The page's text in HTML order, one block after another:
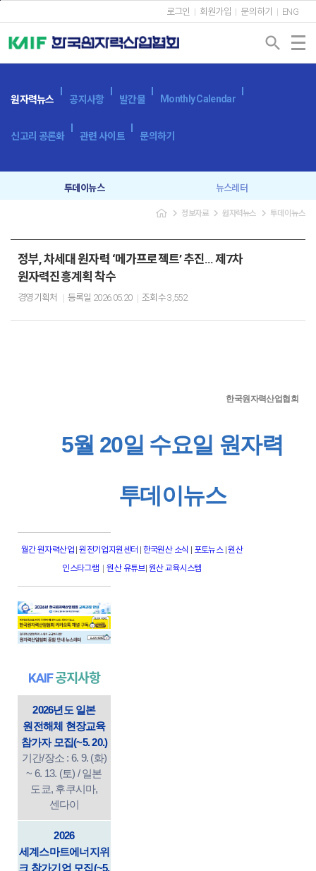
로그인 회원가입 문의하기 ENG
search
원자력뉴스 공지사항 발간물 Monthly Calendar
신고리 공론화 관련 사이트 문의하기
투데이뉴스 뉴스레터
navigate_next 정보자료 navigate_next원자력뉴스 navigate_next 투데이뉴스
정부, 차세대 원자력 ‘메가프로젝트’ 추진… 제7차
원자력진흥계획 착수
경영기획처 등록일 2026.05.20 조회수3,552
한국원자력산업협회
5월 20일 수요일 원자력
투데이뉴스
월간 원자력산업 |원전기업지원센터 | 한국원산 소식 | 포토뉴스 |원산
인스타그램 |원산 유튜브| 원산 교육시스템
KAIF공지사항
2026년도 일본
원전해체 현장교육
참가자 모집(~5. 20.)
기간/장소 : 6. 9. (화)
~ 6. 13. (토) / 일본
도쿄, 후쿠시마,
센다이
2026
세계스마트에너지위
크 참가기업 모집(~5.